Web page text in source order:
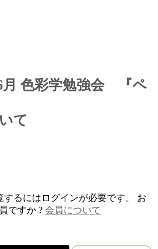
月 色彩学勉強会 『ペ
て
するにはログインが必要です。 お
ですか ? 会員について